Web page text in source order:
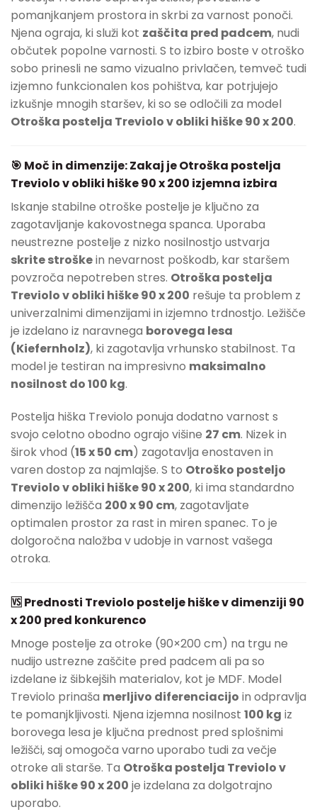
pomanjkanjem prostora in skrbi za varnost ponoči.
Njena ograja, ki služi kot zaščita pred padcem, nudi
občutek popolne varnosti. S to izbiro boste v otroško
sobo prinesli ne samo vizualno privlačen, temveč tudi
izjemno funkcionalen kos pohištva, kar potrjujejo
izkušnje mnogih staršev, ki so se odločili za model
Otroška postelja Treviolo v obliki hiške 90 x 200.
🎯 Moč in dimenzije: Zakaj je Otroška postelja
Treviolo v obliki hiške 90 x 200 izjemna izbira
Iskanje stabilne otroške postelje je ključno za
zagotavljanje kakovostnega spanca. Uporaba
neustrezne postelje z nizko nosilnostjo ustvarja
skrite stroškein nevarnost poškodb, kar staršem
povzroča nepotreben stres. Otroška postelja
Treviolo v obliki hiške 90 x 200 rešuje ta problem z
univerzalnimi dimenzijami in izjemno trdnostjo. Ležišče
je izdelano iz naravnega borovega lesa
(Kiefernholz), ki zagotavlja vrhunsko stabilnost. Ta
model je testiran na impresivno maksimalno
nosilnost do 100 kg.
Postelja hiška Treviolo ponuja dodatno varnost s
svojo celotno obodno ograjo višine 27 cm. Nizek in
širok vhod (15 x 50 cm) zagotavlja enostaven in
varen dostop za najmlajše. S to Otroško posteljo
Treviolo v obliki hiške 90 x 200, ki ima standardno
dimenzijo ležišča 200 x 90 cm, zagotavljate
optimalen prostor za rast in miren spanec. To je
dolgoročna naložba v udobje in varnost vašega
otroka.
🆚 Prednosti Treviolo postelje hiške v dimenziji 90
x 200 pred konkurenco
Mnoge postelje za otroke (90×200 cm) na trgu ne
nudijo ustrezne zaščite pred padcem ali pa so
izdelane iz šibkejših materialov, kot je MDF. Model
Treviolo prinaša merljivo diferenciacijo in odpravlja
te pomanjkljivosti. Njena izjemna nosilnost 100 kg iz
borovega lesa je ključna prednost pred splošnimi
ležišči, saj omogoča varno uporabo tudi za večje
otroke ali starše. Ta Otroška postelja Treviolo v
obliki hiške 90 x 200 je izdelana za dolgotrajno
uporabo.